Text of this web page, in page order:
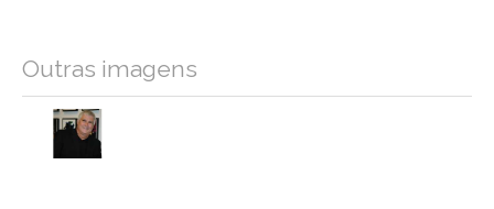
Outras imagens